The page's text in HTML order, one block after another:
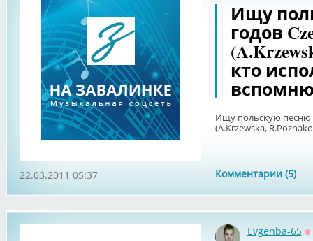
Ищу
годов
кто
Ищу польскую песню
(A.Krzewska,
Комментарии (5)
22.03.2011 05:37
Evgenba-65